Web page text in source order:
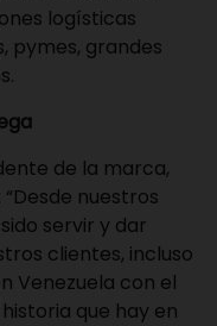
logísticas
pymes, grandes
de la marca,
nuestros
servir y dar
clientes, incluso
Venezuela con el
que hay en